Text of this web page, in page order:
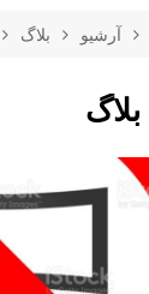
آرشیو بلاگ
بلاگ